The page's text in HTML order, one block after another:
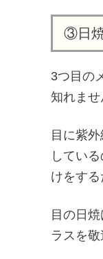
③日
3つ目の
知れませ
目に紫
してい
けをす
目の日
ラスを